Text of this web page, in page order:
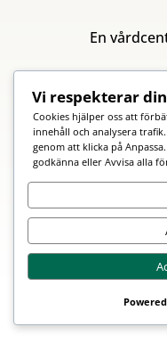
En
Vi respekterar
Cookies hjälper oss att
innehåll och analysera
genom att klicka på
godkänna eller Avvisa alla